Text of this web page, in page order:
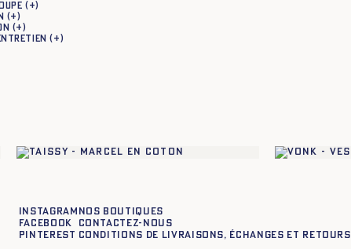
Instagram
Facebook
Pinterest
Nos boutiques
Contactez-nous
Conditions de livraisons, échanges et retours